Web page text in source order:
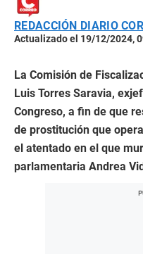
REDACCIÓN DIARIO
Actualizado el 19/12/2024,
La Comisión de
Luis Torres Saravia,
Congreso, a fin de que
de prostitución que
el atentado en el que
parlamentaria Andrea